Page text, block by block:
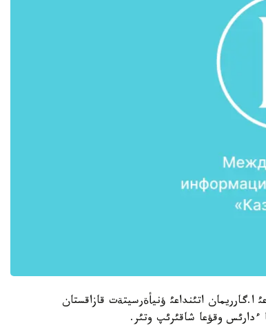
ا.گارريمان اتئنداعئ ؤنيأةرسيتةت قازاقستان
ءدارئس وقؤعا شاقئرئپ وتئر.